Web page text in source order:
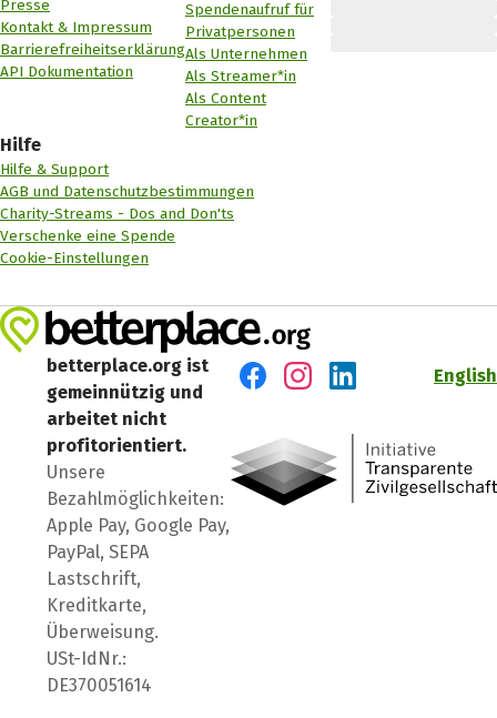
Presse
Kontakt & Impressum
Barrierefreiheitserklärung
API Dokumentation
Spendenaufruf für
Privatpersonen
Als Unternehmen
Als Streamer*in
Als Content
Creator*in
Hilfe
Hilfe & Support
AGB und Datenschutzbestimmungen
Charity-Streams - Dos and Don'ts
Verschenke eine Spende
Cookie-Einstellungen
betterplace.org ist
gemeinnützig und
arbeitet nicht
profitorientiert.
Unsere
Bezahlmöglichkeiten:
Apple Pay, Google Pay,
PayPal, SEPA
Lastschrift,
Kreditkarte,
Überweisung.
USt-IdNr.:
DE370051614
English